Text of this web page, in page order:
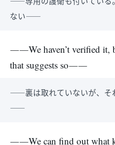
ない――
――We haven’t verified it,
that suggests so――
――裏は取れていないが、そ
――
――We can find out what